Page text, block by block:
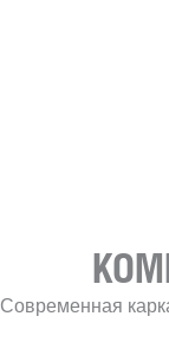
Современная